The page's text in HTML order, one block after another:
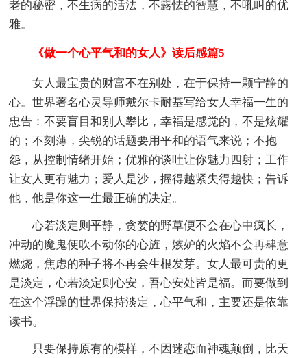
老的秘密，不生病的活法，不露怯的智慧，不吼叫的优
雅。
《做一个心平气和的女人》读后感篇5
女人最宝贵的财富不在别处，在于保持一颗宁静的
心。世界著名心灵导师戴尔卡耐基写给女人幸福一生的
忠告：不要盲目和别人攀比，幸福是感觉的，不是炫耀
的；不刻薄，尖锐的话题要用平和的语气来说；不抱
怨，从控制情绪开始；优雅的谈吐让你魅力四射；工作
让女人更有魅力；爱人是沙，握得越紧失得越快；告诉
他，他是你这一生最正确的决定。
心若淡定则平静，贪婪的野草便不会在心中疯长，
冲动的魔鬼便吹不动你的心旌，嫉妒的火焰不会再肆意
燃烧，焦虑的种子将不再会生根发芽。女人最可贵的更
是淡定，心若淡定则心安，吾心安处皆是福。而要做到
在这个浮躁的世界保持淡定，心平气和，主要还是依靠
读书。
只要保持原有的模样，不因迷恋而神魂颠倒，比天